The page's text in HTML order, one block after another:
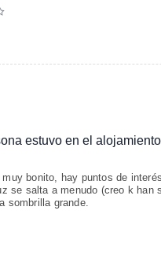
estuvo en el
bonito, hay puntos de
se salta a menudo (creo k han
sombrilla grande.